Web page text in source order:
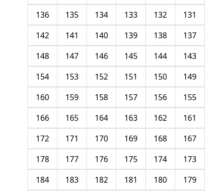
131
132
133
134
135
136
137
138
139
140
141
142
143
144
145
146
147
148
149
150
151
152
153
154
155
156
157
158
159
160
161
162
163
164
165
166
167
168
169
170
171
172
173
174
175
176
177
178
179
180
181
182
183
184